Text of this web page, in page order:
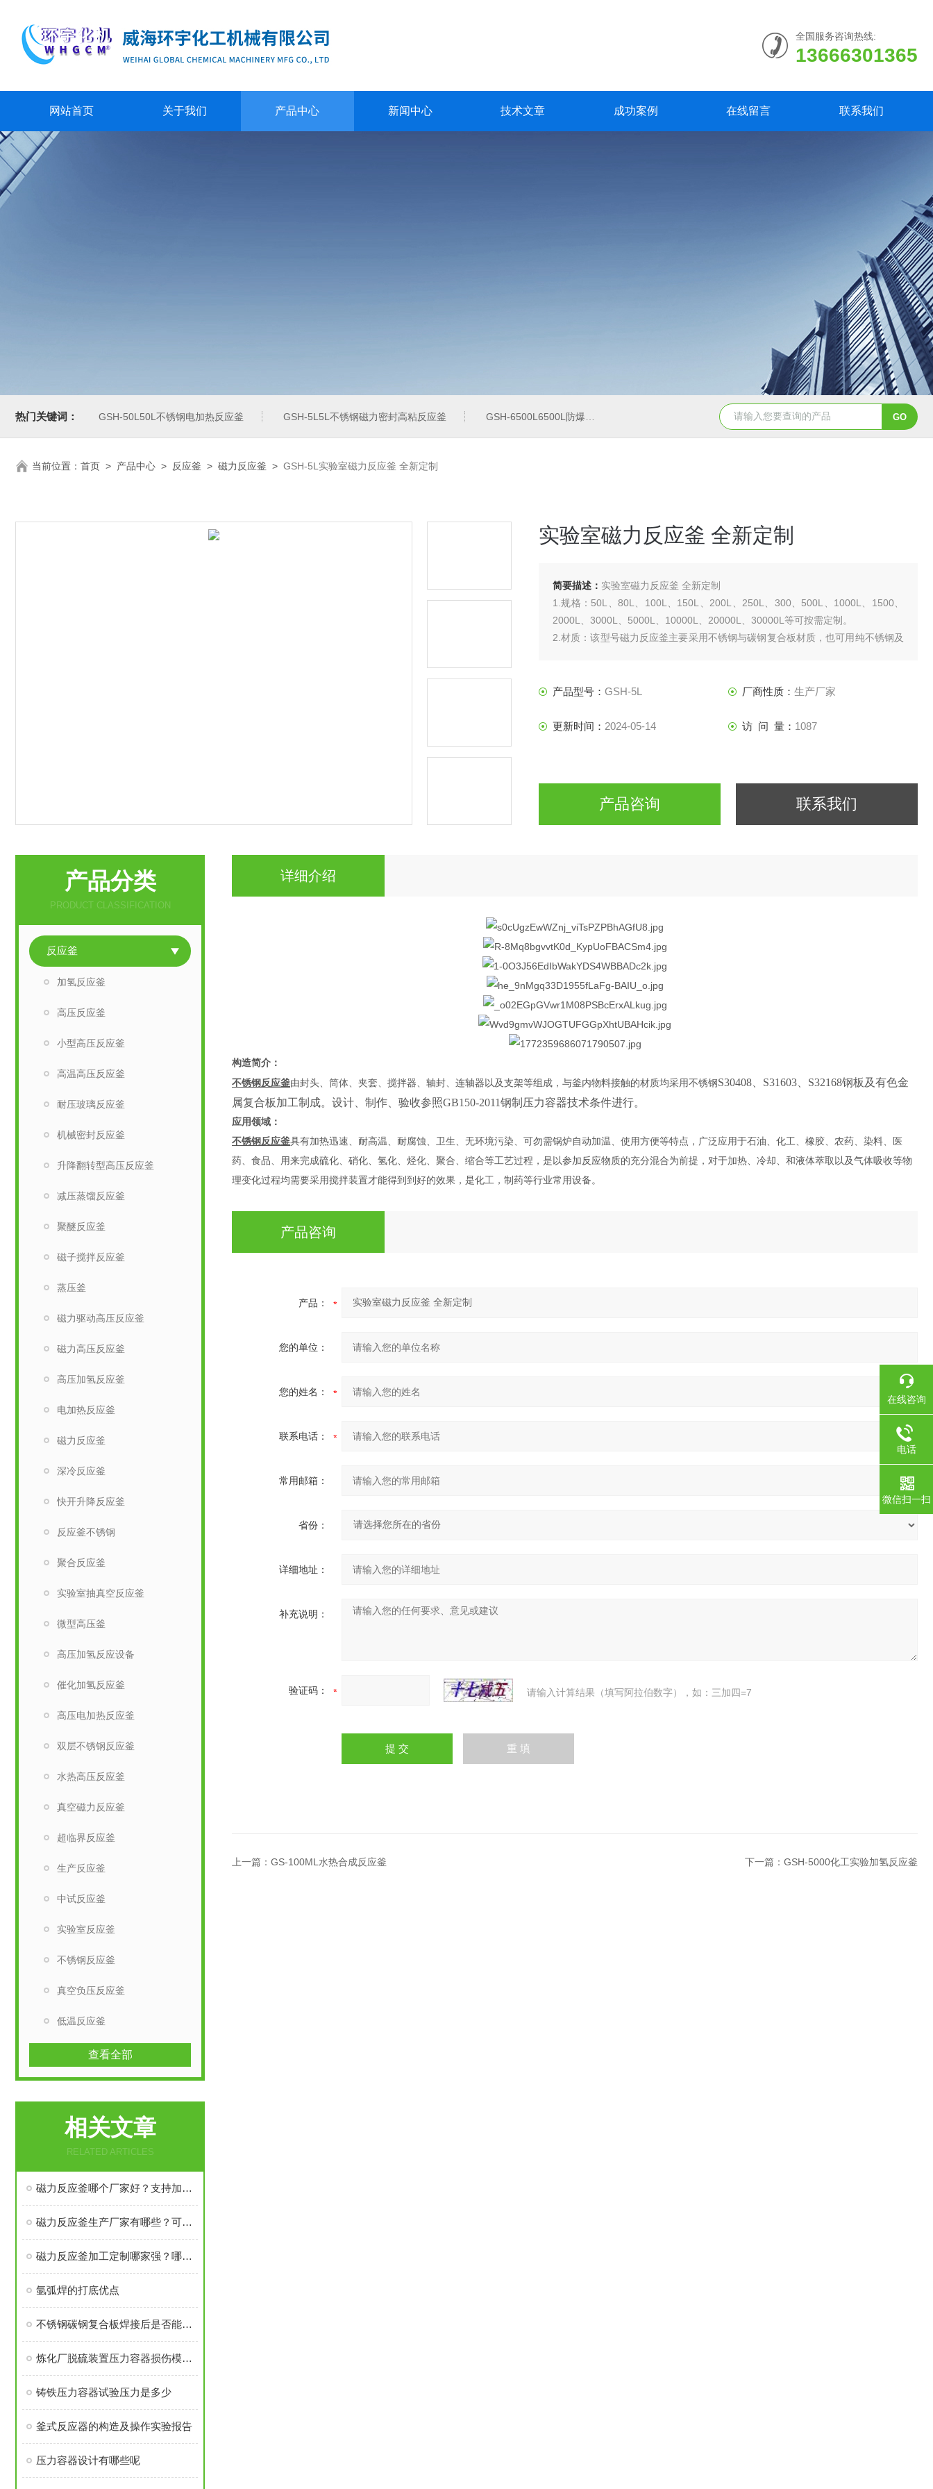
全国服务咨询热线:
13666301365
网站首页 关于我们 产品中心 新闻中心 技术文章 成功案例 在线留言 联系我们
热门关键词： GSH-50L50L不锈钢电加热反应釜 GSH-5L5L不锈钢磁力密封高粘反应釜 GSH-6500L6500L防爆加氢工业反应釜 GSH-0.5L0.5L不锈钢磁力密封聚酯反应釜
当前位置： 首页 > 产品中心 > 反应釜 > 磁力反应釜 > GSH-5L实验室磁力反应釜 全新定制
实验室磁力反应釜 全新定制
简要描述： 实验室磁力反应釜 全新定制
1.规格：50L、80L、100L、150L、200L、250L、300、500L、1000L、1500、
2000L、3000L、5000L、10000L、20000L、30000L等可按需定制。
2.材质：该型号磁力反应釜主要采用不锈钢与碳钢复合板材质，也可用纯不锈钢及
产品型号： GSH-5L 厂商性质： 生产厂家
更新时间： 2024-05-14 访 问 量： 1087
产品咨询 联系我们
产品分类
PRODUCT CLASSIFICATION
反应釜
加氢反应釜
高压反应釜
小型高压反应釜
高温高压反应釜
耐压玻璃反应釜
机械密封反应釜
升降翻转型高压反应釜
减压蒸馏反应釜
聚醚反应釜
磁子搅拌反应釜
蒸压釜
磁力驱动高压反应釜
磁力高压反应釜
高压加氢反应釜
电加热反应釜
磁力反应釜
深冷反应釜
快开升降反应釜
反应釜不锈钢
聚合反应釜
实验室抽真空反应釜
微型高压釜
高压加氢反应设备
催化加氢反应釜
高压电加热反应釜
双层不锈钢反应釜
水热高压反应釜
真空磁力反应釜
超临界反应釜
生产反应釜
中试反应釜
实验室反应釜
不锈钢反应釜
真空负压反应釜
低温反应釜
查看全部
相关文章
RELATED ARTICLES
磁力反应釜哪个厂家好？支持加工定制的生产厂家有哪些？磁力反应釜价格多少钱？哪家强？
磁力反应釜生产厂家有哪些？可定制哪个品牌好？推荐厂家怎么选？哪家性价比高？
磁力反应釜加工定制哪家强？哪个厂家好？价格贵不贵？选购建议看这几点
氩弧焊的打底优点
不锈钢碳钢复合板焊接后是否能进行热处理
炼化厂脱硫装置压力容器损伤模式分析与应对
铸铁压力容器试验压力是多少
釜式反应器的构造及操作实验报告
压力容器设计有哪些呢
详细介绍
构造简介：
不锈钢反应釜由封头、筒体、夹套、搅拌器、轴封、连轴器以及支架等组成，与釜内物料接触的材质均采用不锈钢 S30408、S31603、S32168钢板及有色金
属复合板加工制成。设计、制作、验收参照GB150-2011钢制压力容器技术条件进行。
应用领域：
不锈钢反应釜具有加热迅速、耐高温、耐腐蚀、卫生、无环境污染、可勿需锅炉自动加温、使用方便等特点，广泛应用于石油、化工、橡胶、农药、染料、医
药、食品、用来完成硫化、硝化、氢化、烃化、聚合、缩合等工艺过程，是以参加反应物质的充分混合为前提，对于加热、冷却、和液体萃取以及气体吸收等物
理变化过程均需要采用搅拌装置才能得到到好的效果，是化工，制药等行业常用设备。
产品咨询
产品：
您的单位：
您的姓名：
联系电话：
常用邮箱：
省份：
详细地址：
补充说明：
验证码： 请输入计算结果（填写阿拉伯数字），如：三加四=7
上一篇： GS-100ML水热合成反应釜 下一篇： GSH-5000化工实验加氢反应釜
在线咨询
电话
微信扫一扫